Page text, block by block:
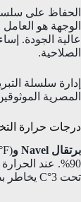
الحفاظ على
الوجهة هو
الصلاحية.
إدارة سلسلة
المصرية
درجات حرارة
برتقال Navel وValencia:
تحت 3°C يخاطر بضرر بردي (تنقّر القشرة).